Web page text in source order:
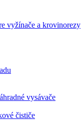
vyžínače a krovinorezy
vysávače
čističe